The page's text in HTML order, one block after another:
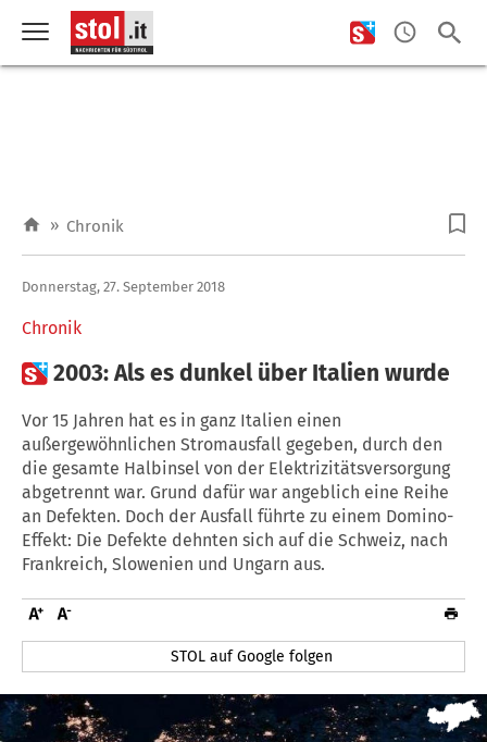
» Chronik
Chronik
Donnerstag, 27. September 2018
2003: Als es dunkel über Italien wurde
Vor 15 Jahren hat es in ganz Italien einen
außergewöhnlichen Stromausfall gegeben, durch den
die gesamte Halbinsel von der Elektrizitätsversorgung
abgetrennt war. Grund dafür war angeblich eine Reihe
an Defekten. Doch der Ausfall führte zu einem Domino-
Effekt: Die Defekte dehnten sich auf die Schweiz, nach
Frankreich, Slowenien und Ungarn aus.
STOL auf Google folgen